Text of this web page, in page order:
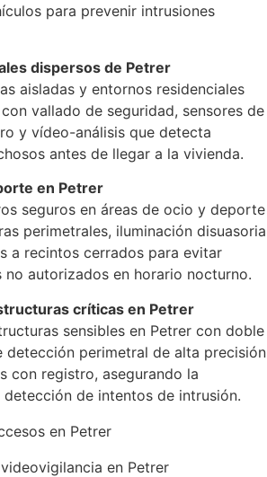
para prevenir intrusiones
dispersos de Petrer
aisladas y entornos residenciales
vallado de seguridad, sensores de
y vídeo-análisis que detecta
antes de llegar a la vivienda.
en Petrer
seguros en áreas de ocio y deporte
perimetrales, iluminación disuasoria
a recintos cerrados para evitar
no autorizados en horario nocturno.
críticas en Petrer
sensibles en Petrer con doble
detección perimetral de alta precisión
con registro, asegurando la
de intentos de intrusión.